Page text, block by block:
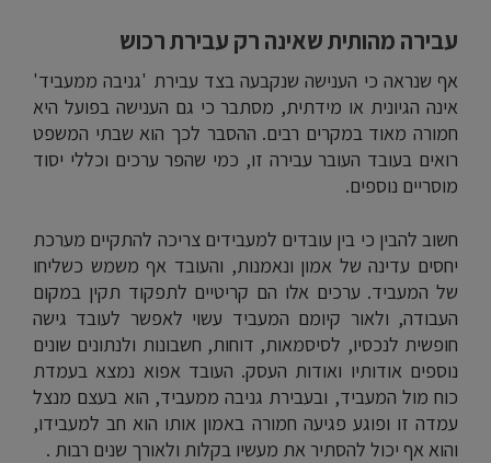
עבירה מהותית שאינה רק עבירת רכוש
אף שנראה כי הענישה שנקבעה בצד עבירת 'גניבה ממעביד'
אינה הגיונית או מידתית, מסתבר כי גם הענישה בפועל היא
חמורה מאוד במקרים רבים. ההסבר לכך הוא שבתי המשפט
רואים בעובד העובר עבירה זו, כמי שהפר ערכים וכללי יסוד
מוסריים נוספים.
חשוב להבין כי בין עובדים למעבידים צריכה להתקיים מערכת
יחסים עדינה של אמון ונאמנות, והעובד אף משמש כשליחו
של המעביד. ערכים אלו הם קריטיים לתפקוד תקין במקום
העבודה, ולאור קיומם המעביד עשוי לאפשר לעובד גישה
חופשית לנכסיו, לסיסמאות, דוחות, חשבונות ולנתונים שונים
נוספים אודותיו ואודות העסק. העובד אפוא נמצא בעמדת
כוח מול המעביד, ובעבירת גניבה ממעביד, הוא בעצם מנצל
עמדה זו ופוגע פגיעה חמורה באמון אותו הוא חב למעבידו,
והוא אף יכול להסתיר את מעשיו בקלות ולאורך שנים רבות .